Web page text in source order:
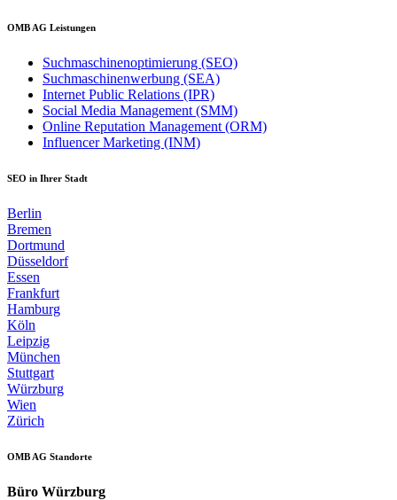
OMB AG Leistungen
Suchmaschinenoptimierung (SEO)
Suchmaschinenwerbung (SEA)
Internet Public Relations (IPR)
Social Media Management (SMM)
Online Reputation Management (ORM)
Influencer Marketing (INM)
SEO in Ihrer Stadt
Berlin
Bremen
Dortmund
Düsseldorf
Essen
Frankfurt
Hamburg
Köln
Leipzig
München
Stuttgart
Würzburg
Wien
Zürich
OMB AG Standorte
Büro Würzburg